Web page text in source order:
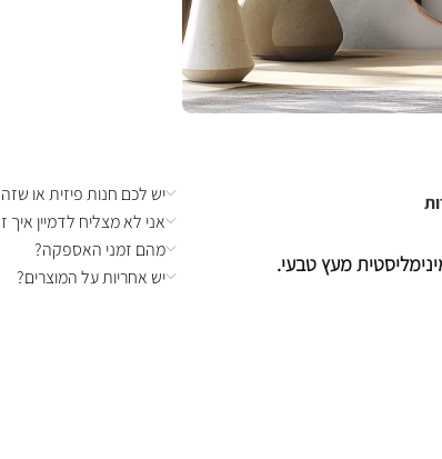
מעץ טבעי.
יש לכם חנות פיזית או שזה
אני לא מצליח לדמיין איך
מהם זמני האספקה?
יש אחריות על המוצרים?